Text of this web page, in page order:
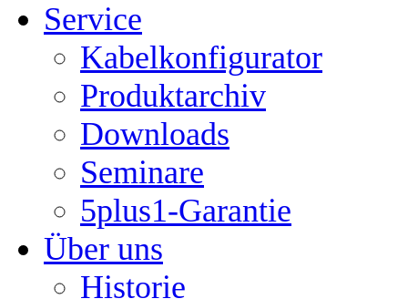
Service
Kabelkonfigurator
Produktarchiv
Downloads
Seminare
5plus1-Garantie
Über uns
Historie